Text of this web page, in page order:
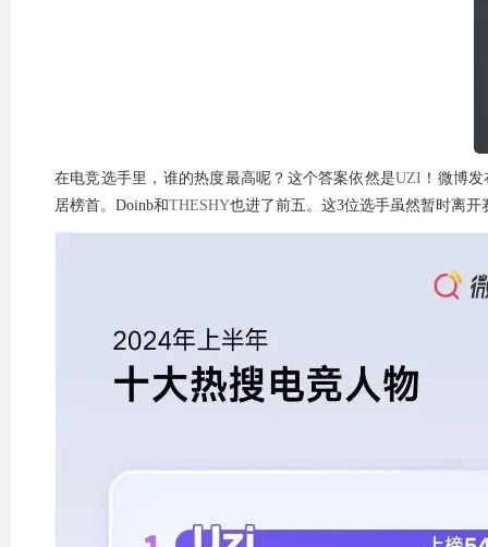
在电竞选手里，谁的热度最高呢？这个答案依然是UZI ！微博
居榜首。Doinb和THESHY也进了前五。这3位选手虽然暂时离开